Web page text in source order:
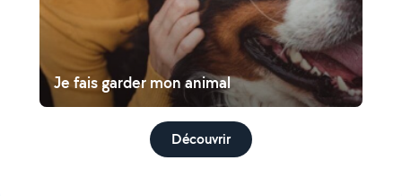
Je fais garder mon animal
Découvrir